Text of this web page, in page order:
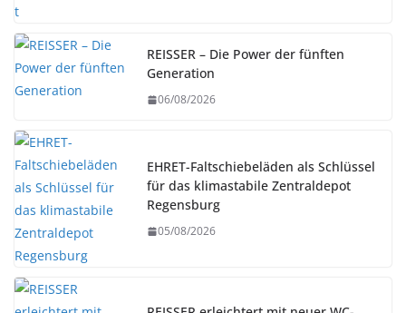
REISSER – Die Power der fünften
Generation
06/08/2026
EHRET-Faltschiebeläden als Schlüssel
für das klimastabile Zentraldepot
Regensburg
05/08/2026